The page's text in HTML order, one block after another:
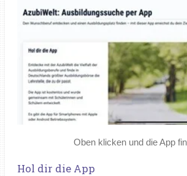
Oben klicken und die App
Hol dir die App